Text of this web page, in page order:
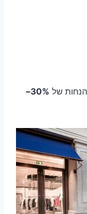
של
30%–